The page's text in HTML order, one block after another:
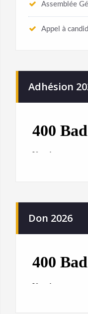
Assemblée
Appel à
Adhésion
Don 2026